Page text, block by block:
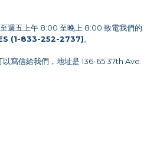
週五上午 8:00 至晚上 8:00 致電我們的
(1-833-252-2737)。
以寫信給我們，地址是 136-65 37th Ave.